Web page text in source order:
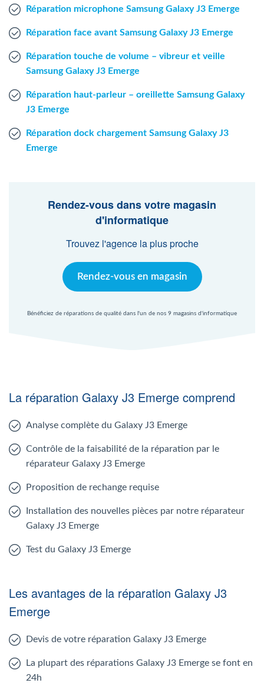
Réparation microphone Samsung Galaxy J3 Emerge
Réparation face avant Samsung Galaxy J3 Emerge
Réparation touche de volume – vibreur et veille
Samsung Galaxy J3 Emerge
Réparation haut-parleur – oreillette Samsung Galaxy
J3 Emerge
Réparation dock chargement Samsung Galaxy J3
Emerge
Rendez-vous dans votre magasin
d'informatique
Trouvez l'agence la plus proche
Rendez-vous en magasin
Bénéficiez de réparations de qualité dans l'un de nos 9 magasins d'informatique
La réparation Galaxy J3 Emerge comprend
Analyse complète du Galaxy J3 Emerge
Contrôle de la faisabilité de la réparation par le
réparateur Galaxy J3 Emerge
Proposition de rechange requise
Installation des nouvelles pièces par notre réparateur
Galaxy J3 Emerge
Test du Galaxy J3 Emerge
Les avantages de la réparation Galaxy J3
Emerge
Devis de votre réparation Galaxy J3 Emerge
La plupart des réparations Galaxy J3 Emerge se font en
24h